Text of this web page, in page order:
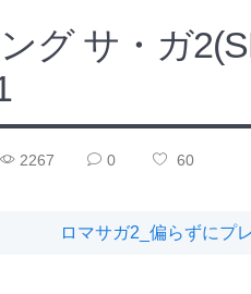
グ サ・ガ
2267 0 60
ロマサガ2_偏らずにプ